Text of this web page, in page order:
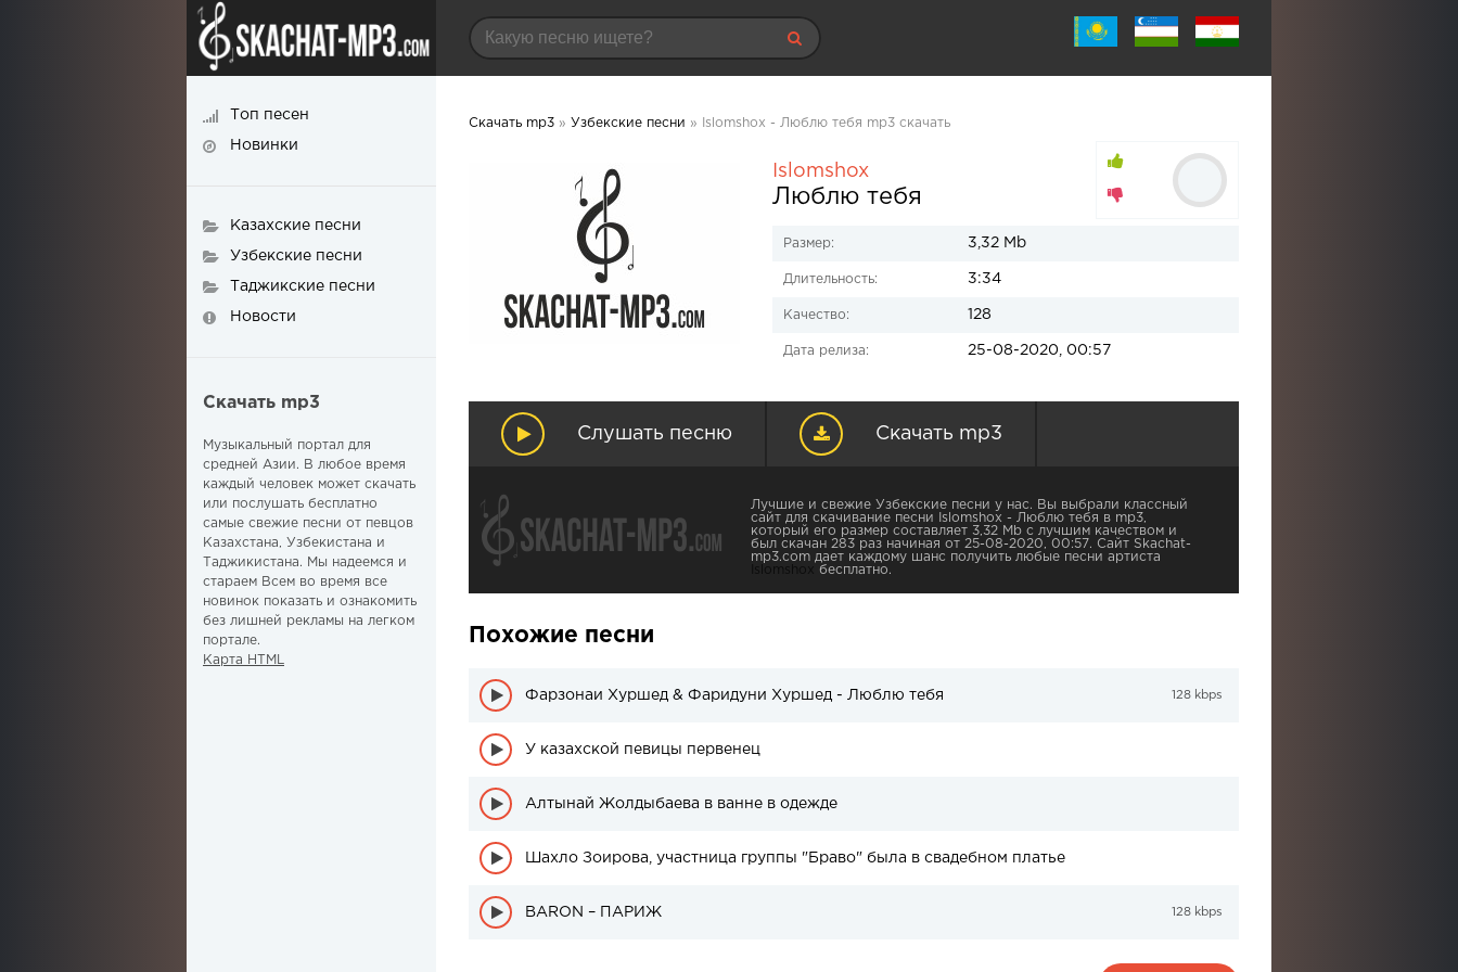
Скачать mp3 » Узбекские песни » Islomshox - Люблю тебя mp3 скачать
Islomshox
Люблю тебя
Размер: 3,32 Mb
Длительность: 3:34
Качество: 128
Дата релиза: 25-08-2020, 00:57
Слушать песню Скачать mp3
Лучшие и свежие Узбекские песни у нас. Вы выбрали классный
сайт для скачивание песни Islomshox - Люблю тебя в mp3,
который его размер составляет 3,32 Mb с лучшим качеством и
был скачан 283 раз начиная от 25-08-2020, 00:57. Сайт Skachat-
mp3.com дает каждому шанс получить любые песни артиста
Islomshox
бесплатно.
Похожие песни
Фарзонаи Хуршед & Фаридуни Хуршед - Люблю тебя 128 kbps
У казахской певицы первенец
Алтынай Жолдыбаева в ванне в одежде
Шахло Зоирова, участница группы "Браво" была в свадебном платье
BARON – ПАРИЖ 128 kbps
Топ песен
Новинки
Казахские песни
Узбекские песни
Таджикские песни
Новости
Скачать mp3
Музыкальный портал для
средней Азии. В любое время
каждый человек может скачать
или послушать бесплатно
самые свежие песни от певцов
Казахстана, Узбекистана и
Таджикистана. Мы надеемся и
стараем Всем во время все
новинок показать и ознакомить
без лишней рекламы на легком
портале.
Карта HTML